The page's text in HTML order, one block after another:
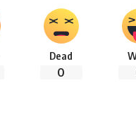
Dead
0